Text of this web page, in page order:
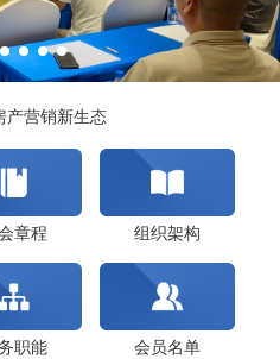
保修阶段法律风险...
专题培训顺利举办
产营销新生态
知
分局关于对《佛山市...
和水务局关于开展202...
知
章程 组织架构
职能 会员名单